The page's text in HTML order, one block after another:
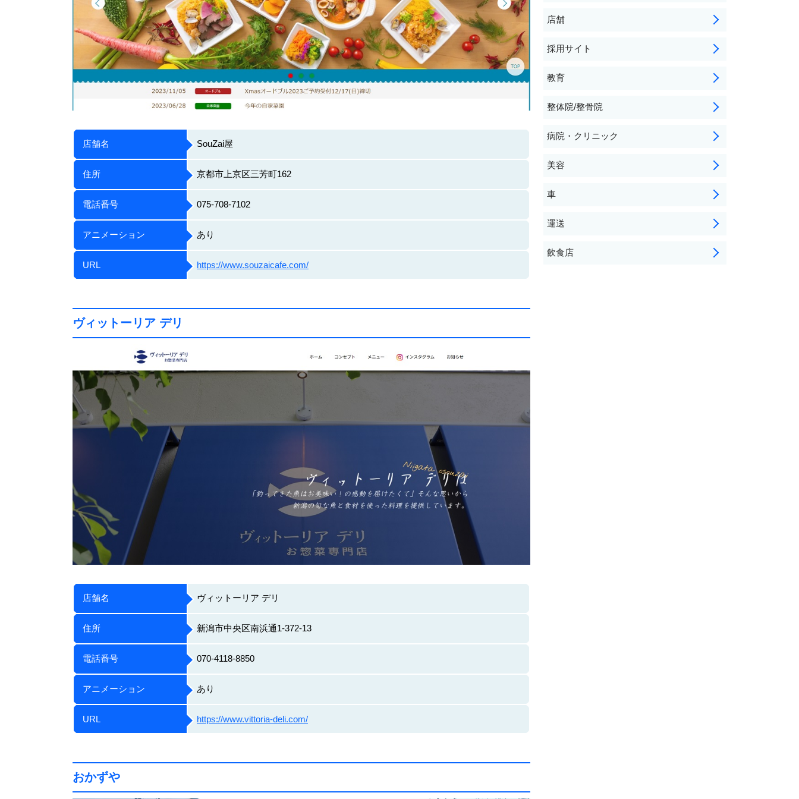
店舗名 SouZai屋
住所 京都市上京区三芳町162
電話番号 075-708-7102
アニメーション あり
URL https://www.souzaicafe.com/
ヴィットーリア デリ
店舗名 ヴィットーリア デリ
住所 新潟市中央区南浜通1-372-13
電話番号 070-4118-8850
アニメーション あり
URL https://www.vittoria-deli.com/
おかずや
店舗
採用サイト
教育
整体院/整骨院
病院・クリニック
美容
車
運送
飲食店